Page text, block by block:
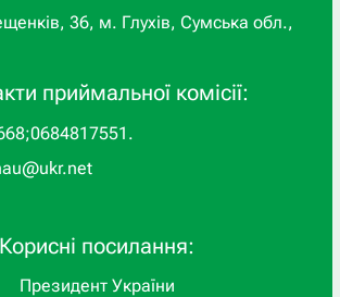
36, м. Глухів, Сумська обл.,
приймальної комісії:
;0684817551 .
Корисні посилання:
Президент України